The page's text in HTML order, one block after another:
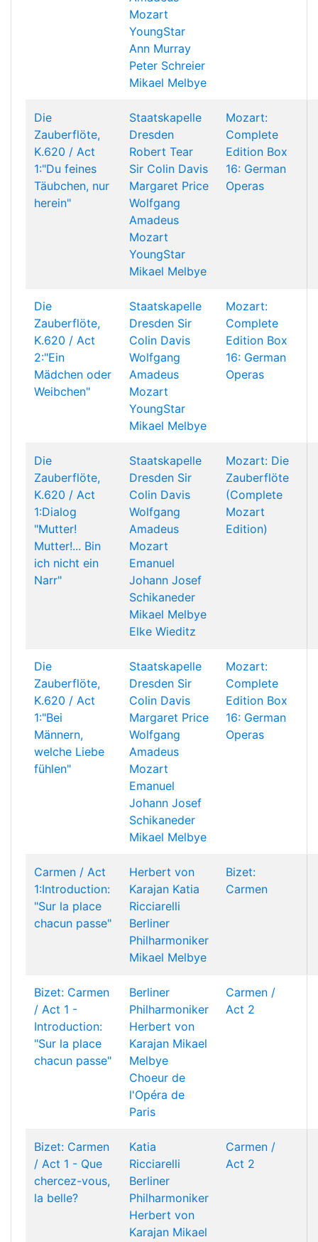
Mozart
YoungStar
Ann Murray
Peter Schreier
Mikael Melbye
Die
Zauberflöte,
K.620 / Act
1:"Du feines
Täubchen, nur
herein"
Staatskapelle
Dresden
Robert Tear
Sir Colin Davis
Margaret Price
Wolfgang
Amadeus
Mozart
YoungStar
Mikael Melbye
Mozart:
Complete
Edition Box
16: German
Operas
Die
Zauberflöte,
K.620 / Act
2:"Ein
Mädchen oder
Weibchen"
Staatskapelle
Dresden Sir
Colin Davis
Wolfgang
Amadeus
Mozart
YoungStar
Mikael Melbye
Mozart:
Complete
Edition Box
16: German
Operas
Die
Zauberflöte,
K.620 / Act
1:Dialog
"Mutter!
Mutter!... Bin
ich nicht ein
Narr"
Staatskapelle
Dresden Sir
Colin Davis
Wolfgang
Amadeus
Mozart
Emanuel
Johann Josef
Schikaneder
Mikael Melbye
Elke Wieditz
Mozart: Die
Zauberflöte
(Complete
Mozart
Edition)
Die
Zauberflöte,
K.620 / Act
1:"Bei
Männern,
welche Liebe
fühlen"
Staatskapelle
Dresden Sir
Colin Davis
Margaret Price
Wolfgang
Amadeus
Mozart
Emanuel
Johann Josef
Schikaneder
Mikael Melbye
Mozart:
Complete
Edition Box
16: German
Operas
Carmen / Act
1:Introduction:
"Sur la place
chacun passe"
Herbert von
Karajan Katia
Ricciarelli
Berliner
Philharmoniker
Mikael Melbye
Bizet:
Carmen
Bizet: Carmen
/ Act 1 -
Introduction:
"Sur la place
chacun passe"
Berliner
Philharmoniker
Herbert von
Karajan Mikael
Melbye
Choeur de
l'Opéra de
Paris
Carmen /
Act 2
Bizet: Carmen
/ Act 1 - Que
chercez-vous,
la belle?
Katia
Ricciarelli
Berliner
Philharmoniker
Herbert von
Karajan Mikael
Carmen /
Act 2